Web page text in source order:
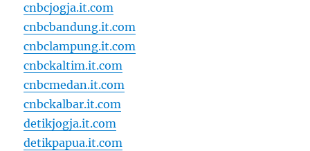
cnbcjogja.it.com
cnbcbandung.it.com
cnbclampung.it.com
cnbckaltim.it.com
cnbcmedan.it.com
cnbckalbar.it.com
detikjogja.it.com
detikpapua.it.com